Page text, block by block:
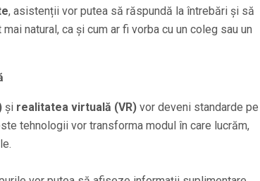
, asistenții vor putea să răspundă la întrebări și să
natural, ca și cum ar fi vorba cu un coleg sau un
și realitatea virtuală (VR)vor deveni standarde pe
tehnologii vor transforma modul în care lucrăm,